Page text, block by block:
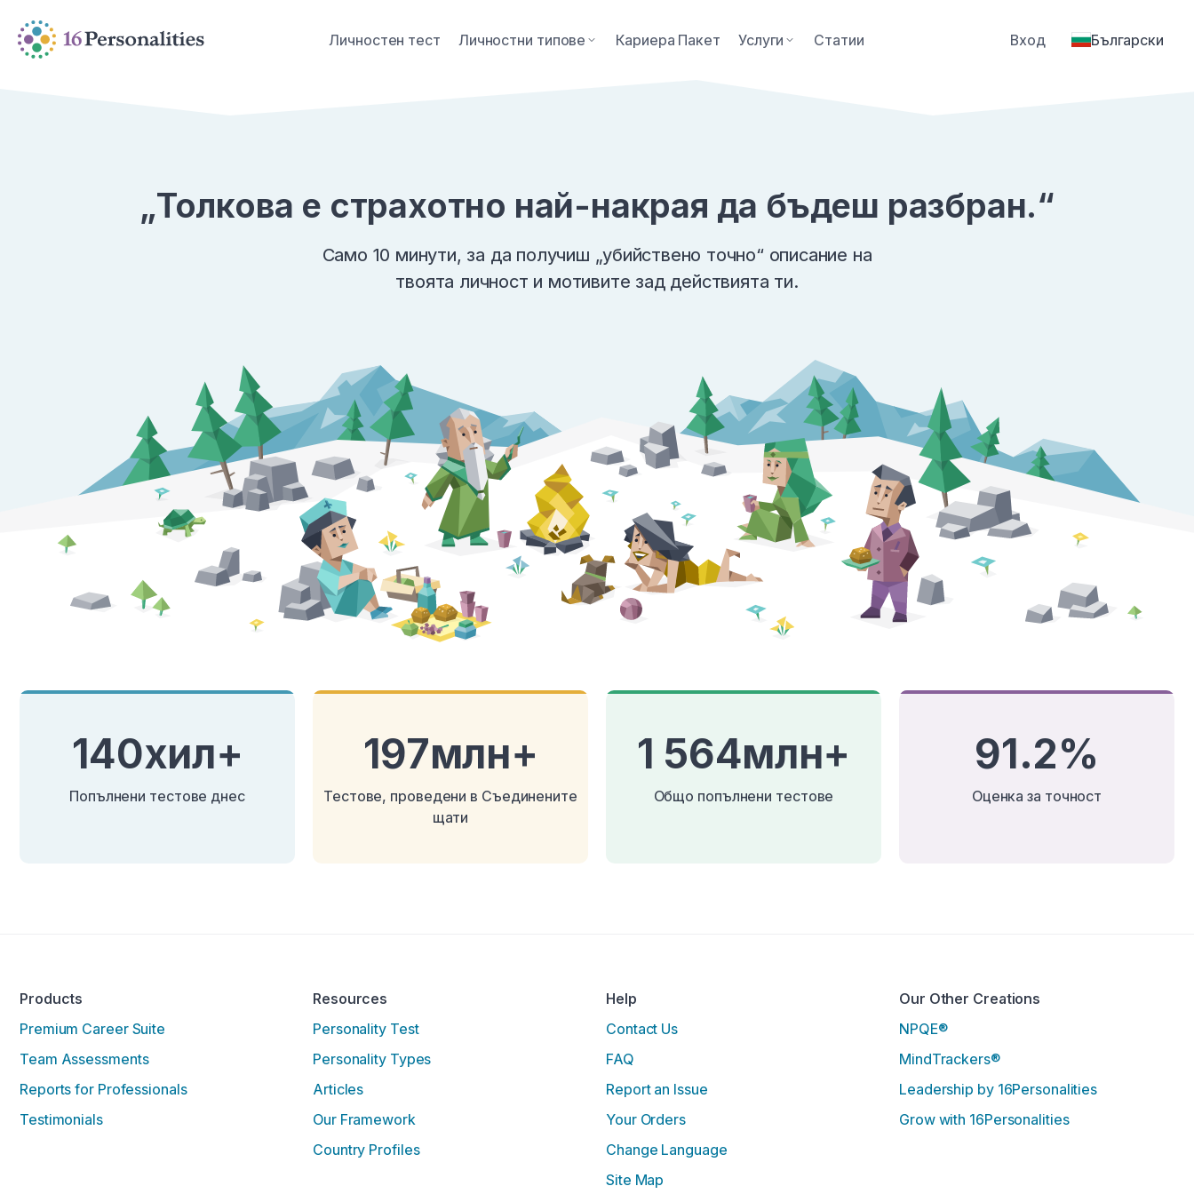
Прескачане към опциите за достъпност
Личностен тест Личностни типове Кариера Пакет Услуги Статии Вход Български
„Толкова е страхотно най-накрая да бъдеш разбран.“
Само 10 минути, за да получиш „убийствено точно“ описание на
твоята личност и мотивите зад действията ти.
140хил+
Попълнени тестове днес
197млн+
Тестове, проведени в Съединените
щати
1 564млн+
Общо попълнени тестове
91.2%
Оценка за точност
Products
Premium Career Suite
Team Assessments
Reports for Professionals
Testimonials
Resources
Personality Test
Personality Types
Articles
Our Framework
Country Profiles
Help
Contact Us
FAQ
Report an Issue
Your Orders
Change Language
Site Map
Our Other Creations
NPQE®
MindTrackers®
Leadership by 16Personalities
Grow with 16Personalities